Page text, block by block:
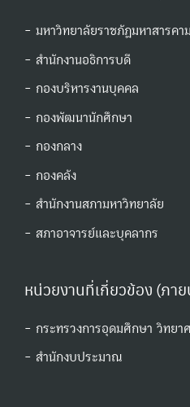
- มหาวิทยาลัยราชภัฏมหาสารคาม
- สำนักงานอธิการบดี
- กองบริหารงานบุคคล
- กองพัฒนานักศึกษา
- กองกลาง
- กองคลัง
- สำนักงานสภามหาวิทยาลัย
- สภาอาจารย์และบุคลากร
หน่วยงานที่เกี่ยวข้อง (ภา
- กระทรวงการอุดมศึกษา วิทยา
- สํานักงบประมาณ